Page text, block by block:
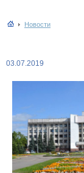
Новости
03.07.2019